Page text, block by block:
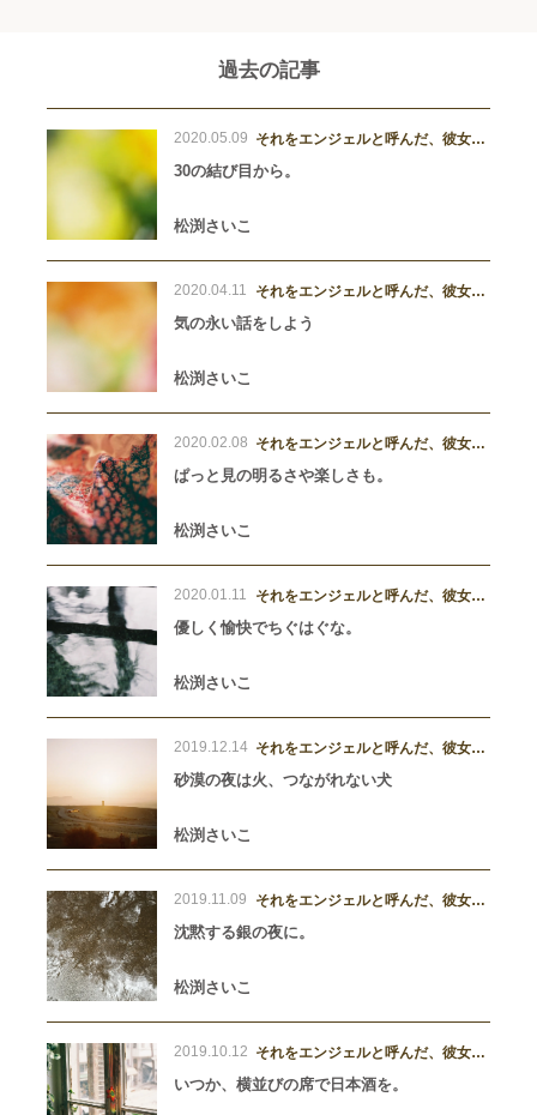
過去の記事
2020.05.09 それをエンジェルと呼んだ、彼女た
30の結び目から。
松渕さいこ
2020.04.11
それをエンジェルと呼んだ、彼女た
気の永い話をしよう
松渕さいこ
2020.02.08 それをエンジェルと呼んだ、彼女た
ち。
ぱっと見の明るさや楽しさも。
松渕さいこ
2020.01.11
それをエンジェルと呼んだ、彼女た
優しく愉快でちぐはぐな。
松渕さいこ
2019.12.14 それをエンジェルと呼んだ、彼女た
ち。
砂漠の夜は火、つながれない犬
松渕さいこ
2019.11.09
それをエンジェルと呼んだ、彼女た
ち。
沈黙する銀の夜に。
松渕さいこ
2019.10.12 それをエンジェルと呼んだ、彼女た
ち。
いつか、横並びの席で日本酒を。